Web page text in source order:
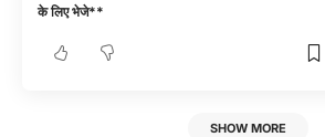
के लिए भेजे**
SHOW MORE